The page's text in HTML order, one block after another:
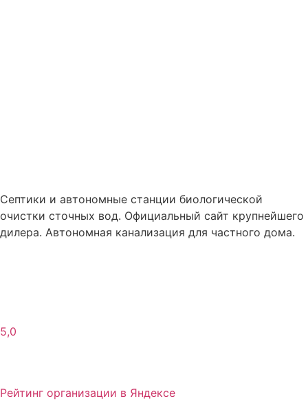
Cептики и автономные станции биологической
очистки сточных вод. Официальный сайт крупнейшего
дилера. Автономная канализация для частного дома.
5,0
Рейтинг организации в Яндексе